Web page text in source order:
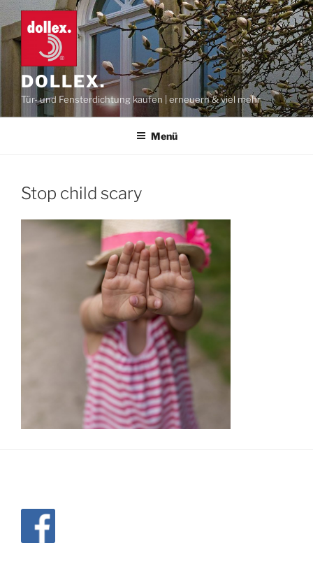
Zum
Inhalt
springen
DOLLEX.
Tür- und Fensterdichtung kaufen | erneuern & viel mehr
Menü
Stop child scary